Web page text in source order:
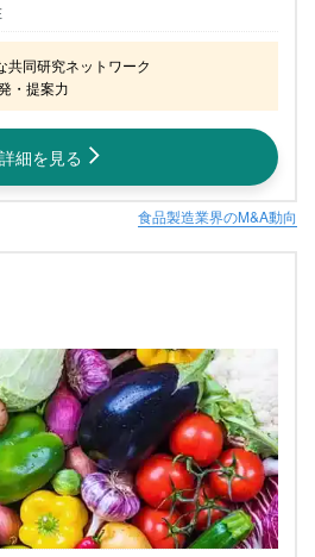
共同研究ネットワーク
・提案力
詳細を見る
食品製造業界のM&A動向